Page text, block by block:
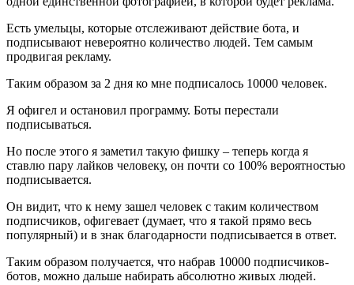
Есть умельцы, которые отслеживают действие бота, и
подписывают невероятно количество людей. Тем самым
продвигая рекламу.
Таким образом за 2 дня ко мне подписалось 10000 человек.
Я офигел и остановил программу. Боты перестали
подписываться.
Но после этого я заметил такую фишку – теперь когда я
ставлю пару лайков человеку, он почти со 100% вероятностью
подписывается.
Он видит, что к нему зашел человек с таким количеством
подписчиков, офигевает (думает, что я такой прямо весь
популярный) и в знак благодарности подписывается в ответ.
Таким образом получается, что набрав 10000 подписчиков-
ботов, можно дальше набирать абсолютно живых людей.